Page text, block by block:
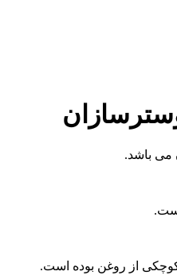
از روغن بوده است.